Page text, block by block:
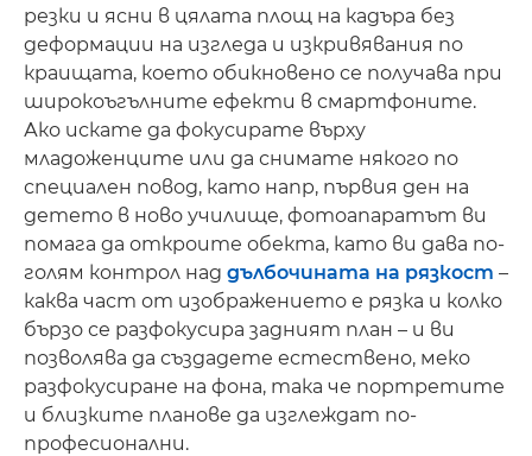
резки и ясни в цялата площ на кадъра без
деформации на изгледа и изкривявания по
краищата, което обикновено се получава при
широкоъгълните ефекти в смартфоните.
Ако искате да фокусирате върху
младоженците или да снимате някого по
специален повод, като напр, първия ден на
детето в ново училище, фотоапаратът ви
помага да откроите обекта, като ви дава по-
голям контрол над дълбочината на рязкост –
каква част от изображението е рязка и колко
бързо се разфокусира задният план – и ви
позволява да създадете естествено, меко
разфокусиране на фона, така че портретите
и близките планове да изглеждат по-
професионални.